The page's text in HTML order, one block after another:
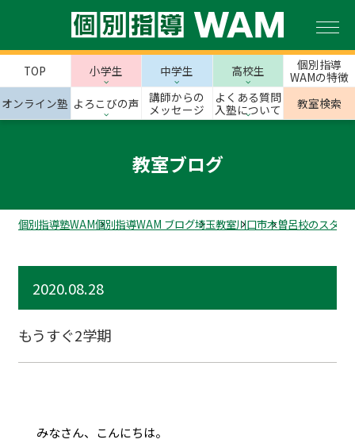
TOP 小学生 中学生 高校生
個別指導
WAMの特徴
オンライン塾 よろこびの声
講師からの
メッセージ
よくある質問
入塾について
教室検索
教室ブログ
個別指導塾WAM個別指導WAM ブログ埼玉教室川口市木曽呂校のスタッ
2020.08.28
もうすぐ2学期
みなさん、こんにちは。